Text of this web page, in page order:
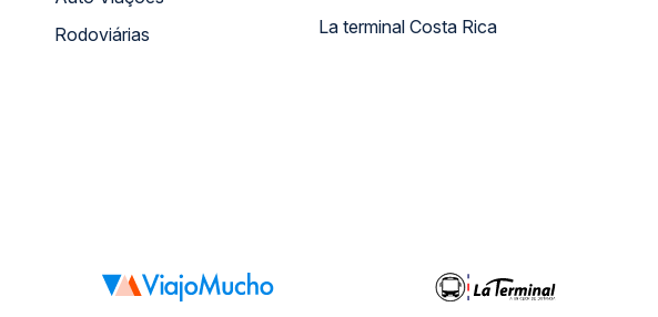
Rodoviárias
La terminal Costa Rica